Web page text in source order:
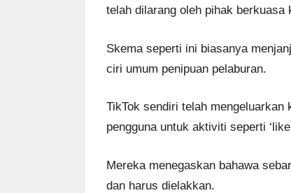
telah dilarang oleh pihak berkuasa
Skema seperti ini biasanya
ciri umum penipuan pelaburan.
TikTok sendiri telah
pengguna untuk aktiviti seperti
Mereka menegaskan bahawa
dan harus dielakkan.